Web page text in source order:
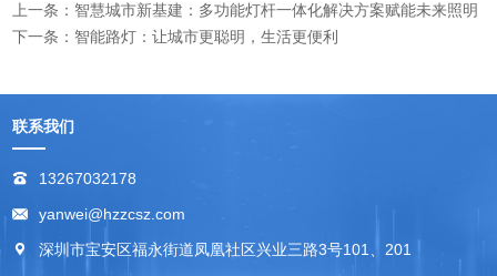
上一条：智慧城市新基建：多功能灯杆一体化解决方案赋能未来照明
下一条：智能路灯：让城市更聪明，生活更便利
联系我们
13267032178
yanwei@hzzcsz.com
深圳市宝安区福永街道凤凰社区兴业三路3号101、201